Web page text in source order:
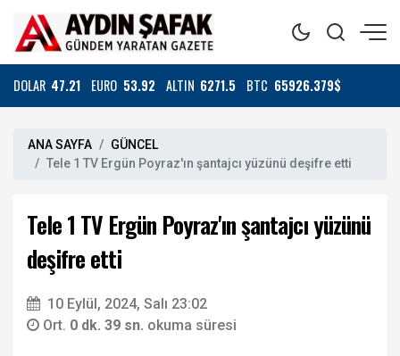
DOLAR 47.21 EURO 53.92 ALTIN 6271.5 BTC 65926.379$
ANA SAYFA
GÜNCEL
Tele 1 TV Ergün Poyraz'ın şantajcı yüzünü deşifre etti
Tele 1 TV Ergün Poyraz'ın şantajcı yüzünü
deşifre etti
10 Eylül, 2024, Salı 23:02
Ort. 0 dk. 39 sn. okuma süresi